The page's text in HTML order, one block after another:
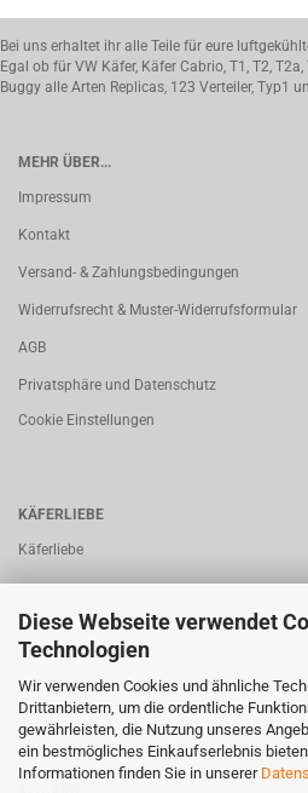
Diese Webseite verwendet
Technologien
Wir verwenden Cookies und ähnliche
Drittanbietern, um die ordentliche
gewährleisten, die Nutzung unseres
ein bestmögliches Einkaufserlebnis
Informationen finden Sie in unserer
Bei uns erhaltet ihr alle Teile für eure
Egal ob für VW Käfer, Käfer Cabrio, T1, T2,
Buggy alle Arten Replicas, 123 Verteiler, Typ1
MEHR ÜBER...
Impressum
Kontakt
Versand- & Zahlungsbedingungen
Widerrufsrecht & Muster-Widerrufsformular
AGB
Privatsphäre und Datenschutz
Cookie Einstellungen
KÄFERLIEBE
Käferliebe
BUSLIEBE
Busliebe